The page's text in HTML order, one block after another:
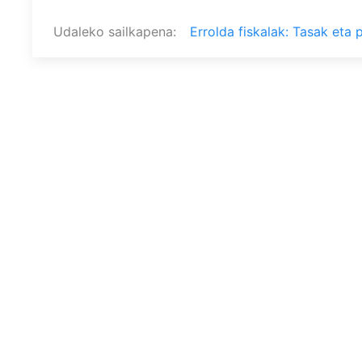
Udaleko sailkapena Errolda fiskalak: Tasak eta